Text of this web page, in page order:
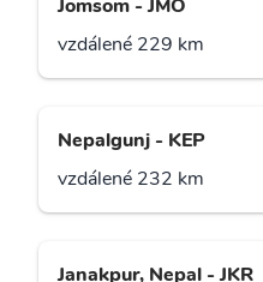
Jomsom - JMO
vzdálené 229 km
Nepalgunj - KEP
vzdálené 232 km
Janakpur, Nepal - JKR